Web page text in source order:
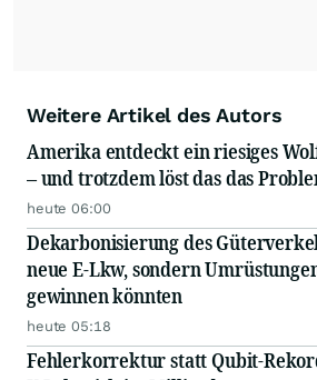
Weitere Artikel des Autors
Amerika entdeckt ein riesiges
– und trotzdem löst das das
heute 06:00
Dekarbonisierung des
neue E-Lkw, sondern
gewinnen könnten
heute 05:18
Fehlerkorrektur statt Qubit-